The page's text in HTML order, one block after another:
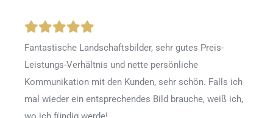
Fantastische Landschaftsbilder, sehr gutes Preis-
Leistungs-Verhältnis und nette persönliche
Kommunikation mit den Kunden, sehr schön. Falls ich
mal wieder ein entsprechendes Bild brauche, weiß ich,